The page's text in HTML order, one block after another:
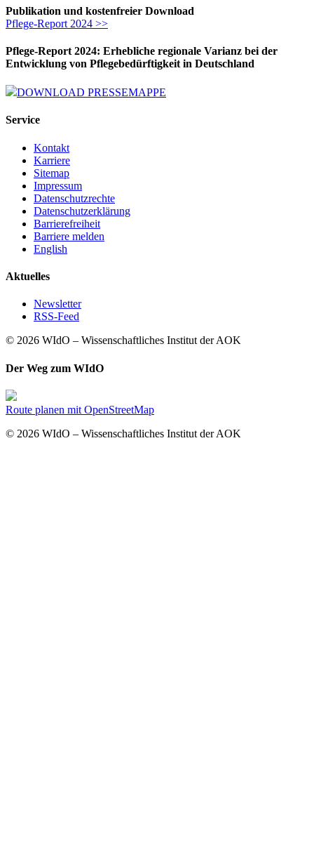
Publikation und kostenfreier Download
Pflege-Report 2024 >>
Pflege-Report 2024: Erhebliche regionale Varianz bei der
Entwicklung von Pflegebedürftigkeit in Deutschland
DOWNLOAD PRESSEMAPPE
Service
Kontakt
Karriere
Sitemap
Impressum
Datenschutzrechte
Datenschutzerklärung
Barrierefreiheit
Barriere melden
English
Aktuelles
Newsletter
RSS-Feed
© 2026 WIdO – Wissenschaftliches Institut der AOK
Der Weg zum WIdO
Route planen mit OpenStreetMap
© 2026 WIdO – Wissenschaftliches Institut der AOK